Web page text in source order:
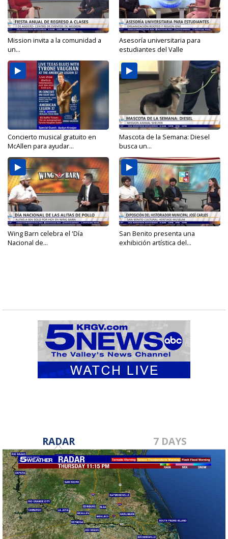
Mission invita a la comunidad a
un...
Asesoría universitaria para
estudiantes del Valle
Concierto musical gratuito en
McAllen para ayudar...
Mascota de la Semana: Diesel
busca un...
Wing Barn celebra el 'Día
Nacional de...
San Benito presenta una
exhibición artística del...
RADAR 7 DAYS